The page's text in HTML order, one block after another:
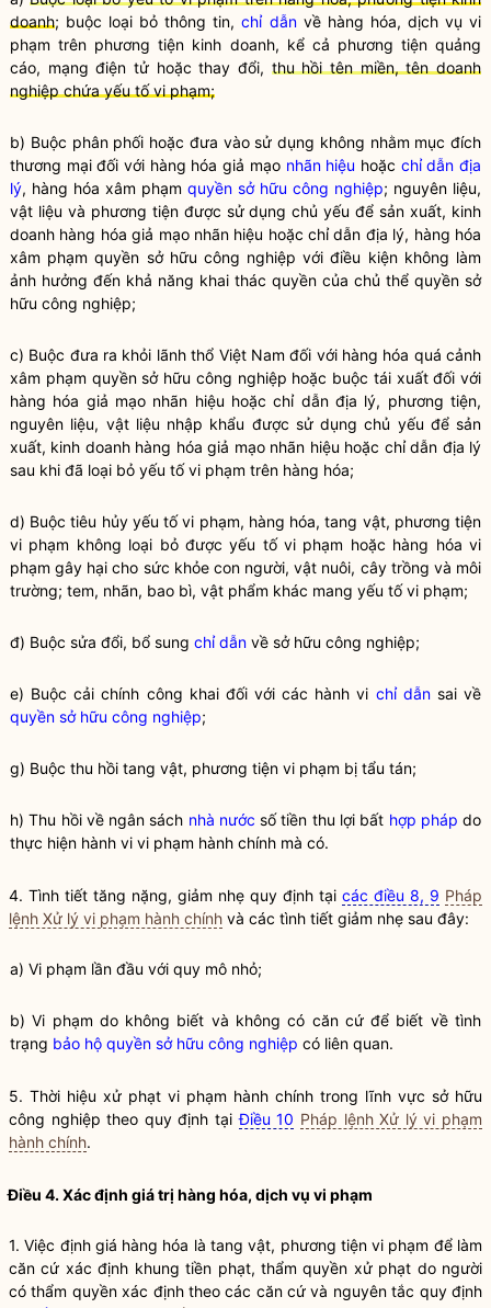
doanh; buộc loại bỏ thông tin,chỉ dẫnvề hàng hóa, dịch vụ vi
phạm trên phương tiện kinh doanh, kể cả phương tiện quảng
cáo, mạng điện tử hoặc thay đổi, thu hồi tên miền, tên doanh
nghiệp chứa yếu tố vi phạm;
b) Buộc phân phối hoặc đưa vào sử dụng không nhằm mục đích
thương mại đối với hàng hóa giả mạo nhãn hiệu hoặc chỉ dẫn địa
lý, hàng hóa xâm phạm quyền sở hữu công nghiệp; nguyên liệu,
vật liệu và phương tiện được sử dụng chủ yếu để sản xuất, kinh
doanh hàng hóa giả mạo nhãn hiệu hoặcchỉ dẫn địa lý, hàng hóa
xâm phạmquyền sở hữu công nghiệp với điều kiện không làm
ảnh hưởng đến khả năng khai thác quyền của chủ thể quyền sở
hữu công nghiệp;
c) Buộc đưa ra khỏi lãnh thổ Việt Nam đối với hàng hóa quá cảnh
xâm phạm quyền sở hữu công nghiệp hoặc buộc tái xuất đối với
hàng hóa giả mạo nhãn hiệu hoặcchỉ dẫn địa lý, phương tiện,
nguyên liệu, vật liệu nhập khẩu được sử dụng chủ yếu để sản
xuất, kinh doanh hàng hóa giả mạo nhãn hiệu hoặc chỉ dẫn địa lý
sau khi đã loại bỏ yếu tố vi phạm trên hàng hóa;
d) Buộc tiêu hủy yếu tố vi phạm, hàng hóa, tang vật, phương tiện
vi phạm không loại bỏ được yếu tố vi phạm hoặc hàng hóa vi
phạm gây hại cho sức khỏe con người, vật nuôi, cây trồng và môi
trường; tem, nhãn, bao bì, vật phẩm khác mang yếu tố vi phạm;
đ) Buộc sửa đổi, bổ sung chỉ dẫn về sở hữu công nghiệp;
e) Buộc cải chính công khai đối với các hành vi chỉ dẫnsai về
quyền sở hữu công nghiệp;
g) Buộc thu hồi tang vật, phương tiện vi phạm bị tẩu tán;
h) Thu hồi về ngân sách nhà nước số tiền thu lợi bất hợp pháp do
thực hiện hành vi vi phạm hành chính mà có.
4. Tình tiết tăng nặng, giảm nhẹ quy định tại các điều 8, 9 Pháp
lệnh Xử lý vi phạm hành chính và các tình tiết giảm nhẹ sau đây:
a) Vi phạm lần đầu với quy mô nhỏ;
b) Vi phạm do không biết và không có căn cứ để biết về tình
trạng bảo hộ quyền sở hữu công nghiệp có liên quan.
5. Thời hiệu xử phạt vi phạm hành chính trong lĩnh vực sở hữu
công nghiệp theo quy định tạiĐiều 10 Pháp lệnh Xử lý vi phạm
hành chính.
Điều 4. Xác định giá trị hàng hóa, dịch vụ vi phạm
1. Việc định giá hàng hóa là tang vật, phương tiện vi phạm để làm
căn cứ xác định khung tiền phạt, thẩmquyền xử phạt do người
có thẩm quyềnxác định theo các căn cứ và nguyên tắc quy định